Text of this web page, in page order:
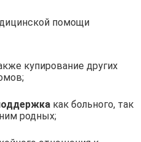
помощи
купирование других
как больного, так
родных;